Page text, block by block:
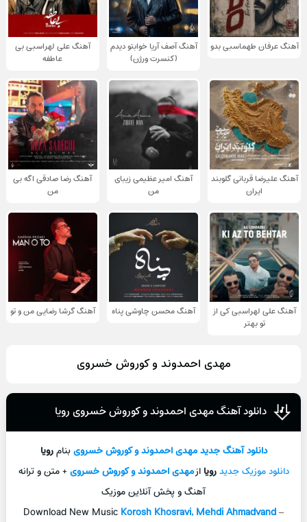
آهنگ عرفان طهماسبی بدو
آهنگ آصف آریا خوابتو دیدم
(کنسرت ورژن)
آهنگ علی لهراسبی بی
عاطفه
آهنگ علیرضا قربانی گلوبند
ایران
آهنگ امیر عظیمی زیبای
من
آهنگ رضا صادقی اگه بی
من
آهنگ علی لهراسبی کی از
تو ‌بهتر
آهنگ محسن چاوشی پناه آهنگ گرشا رضایی من و تو
مهدی احمدوند و کوروش خسروی
دانلود آهنگ مهدی احمدوند و کوروش خسروی رویا
دانلود آهنگ جديدمهدی احمدوند و کوروش خسرویبنامرویا
دانلود موزیک جديدرویا ازمهدی احمدوند و کوروش خسروی+ متن و ترانه
آهنگ و پخش آنلاين موزيک
Download New Music Korosh Khosravi, Mehdi Ahmadvand–